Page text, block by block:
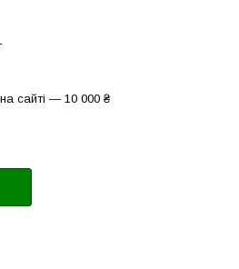
сайті — 10 000 ₴